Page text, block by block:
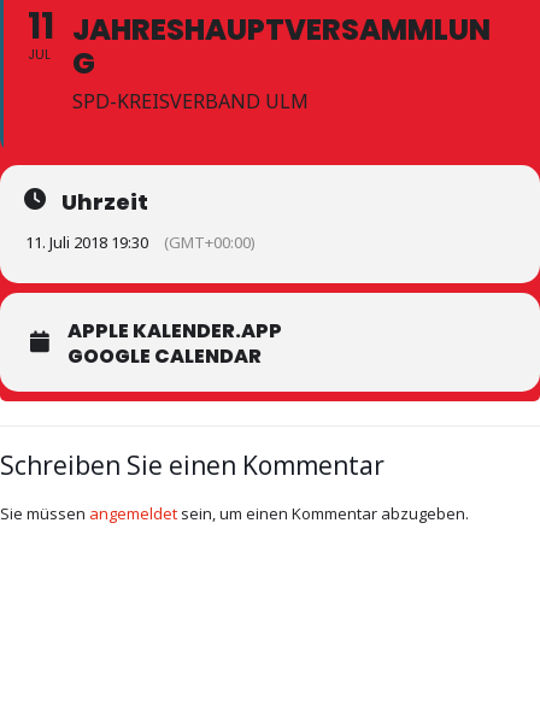
11
JUL
JAHRESHAUPTVERSAMMLUN
G
SPD-KREISVERBAND ULM
Uhrzeit
11. Juli 2018 19:30 (GMT+00:00)
APPLE KALENDER.APP
GOOGLE CALENDAR
Schreiben Sie einen Kommentar
Sie müssen angemeldet sein, um einen Kommentar abzugeben.